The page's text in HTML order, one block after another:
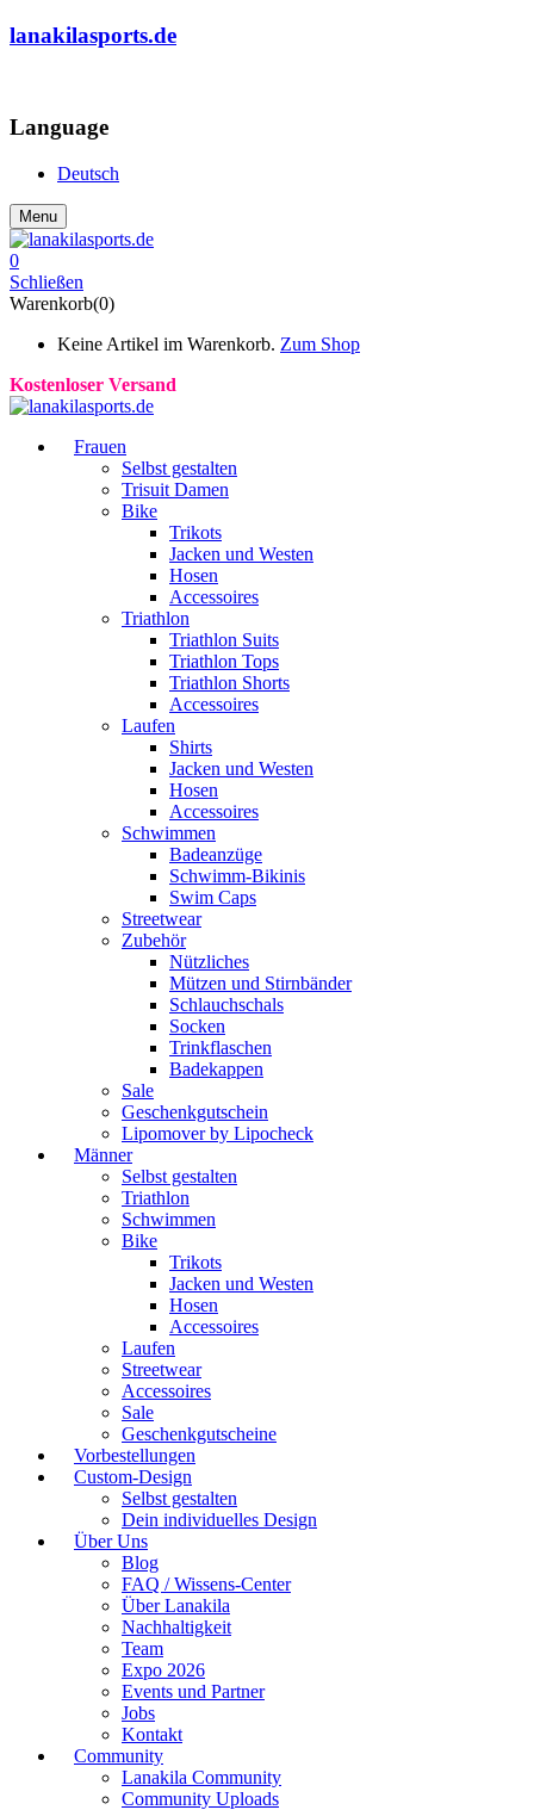
lanakilasports.de
Language
Deutsch
Menu
0
Schließen
Warenkorb(0)
Keine Artikel im Warenkorb. Zum Shop
Kostenloser Versand
Frauen
Selbst gestalten
Trisuit Damen
Bike
Trikots
Jacken und Westen
Hosen
Accessoires
Triathlon
Triathlon Suits
Triathlon Tops
Triathlon Shorts
Accessoires
Laufen
Shirts
Jacken und Westen
Hosen
Accessoires
Schwimmen
Badeanzüge
Schwimm-Bikinis
Swim Caps
Streetwear
Zubehör
Nützliches
Mützen und Stirnbänder
Schlauchschals
Socken
Trinkflaschen
Badekappen
Sale
Geschenkgutschein
Lipomover by Lipocheck
Männer
Selbst gestalten
Triathlon
Schwimmen
Bike
Trikots
Jacken und Westen
Hosen
Accessoires
Laufen
Streetwear
Accessoires
Sale
Geschenkgutscheine
Vorbestellungen
Custom-Design
Selbst gestalten
Dein individuelles Design
Über Uns
Blog
FAQ / Wissens-Center
Über Lanakila
Nachhaltigkeit
Team
Expo 2026
Events und Partner
Jobs
Kontakt
Community
Lanakila Community
Community Uploads